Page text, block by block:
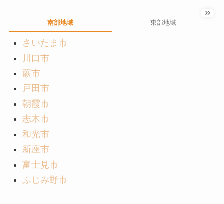
南部地域 東部地域
さいたま市
川口市
蕨市
戸田市
朝霞市
志木市
和光市
新座市
富士見市
ふじみ野市